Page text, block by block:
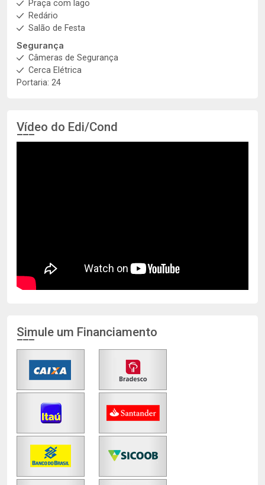
Praça com lago
Redário
Salão de Festa
Segurança
Câmeras de Segurança
Cerca Elétrica
Portaria: 24
Vídeo do Edi/Cond
Simule um Financiamento